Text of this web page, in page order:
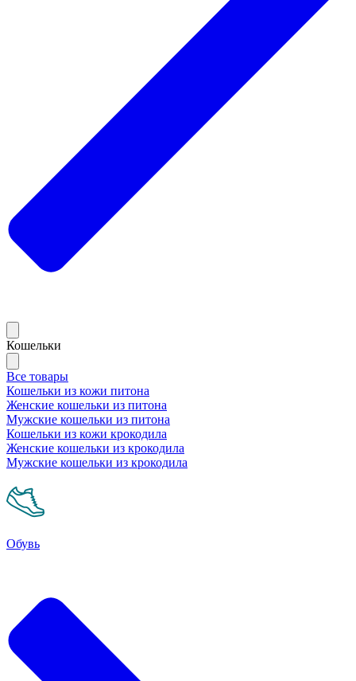
Кошельки
Все товары
Кошельки из кожи питона
Женские кошельки из питона
Мужские кошельки из питона
Кошельки из кожи крокодила
Женские кошельки из крокодила
Мужские кошельки из крокодила
Обувь